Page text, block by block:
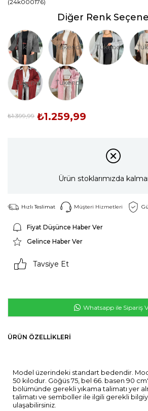
(24k000176)
Diğer Renk
Tükendi Tükendi Tükendi
Tükendi Tükendi
₺1.399,99 ₺1.259,99
Ürün stoklarımızda
Hızlı Teslimat Müşteri Hizmetleri
Fiyat Düşünce Haber Ver
Gelince Haber Ver
Tavsiye Et
Whatsapp ile Sipariş
ÜRÜN ÖZELLIKLERI
Model üzerindeki standart bedendir.
50 kilodur. Göğüs 75, bel 66. basen 90
bölümünde gerekli yıkama talimatı yer
talimatı ve semboller ile ilgili gerekli
ulaşabilirsiniz.